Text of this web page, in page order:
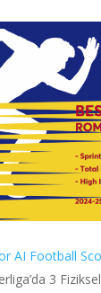
AI Football
3